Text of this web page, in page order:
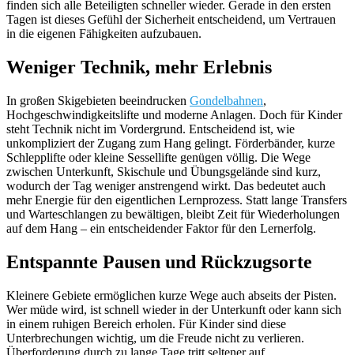
finden sich alle Beteiligten schneller wieder. Gerade in den ersten
Tagen ist dieses Gefühl der Sicherheit entscheidend, um Vertrauen
in die eigenen Fähigkeiten aufzubauen.
Weniger Technik, mehr Erlebnis
In großen Skigebieten beeindrucken Gondelbahnen,
Hochgeschwindigkeitslifte und moderne Anlagen. Doch für Kinder
steht Technik nicht im Vordergrund. Entscheidend ist, wie
unkompliziert der Zugang zum Hang gelingt. Förderbänder, kurze
Schlepplifte oder kleine Sessellifte genügen völlig. Die Wege
zwischen Unterkunft, Skischule und Übungsgelände sind kurz,
wodurch der Tag weniger anstrengend wirkt. Das bedeutet auch
mehr Energie für den eigentlichen Lernprozess. Statt lange Transfers
und Warteschlangen zu bewältigen, bleibt Zeit für Wiederholungen
auf dem Hang – ein entscheidender Faktor für den Lernerfolg.
Entspannte Pausen und Rückzugsorte
Kleinere Gebiete ermöglichen kurze Wege auch abseits der Pisten.
Wer müde wird, ist schnell wieder in der Unterkunft oder kann sich
in einem ruhigen Bereich erholen. Für Kinder sind diese
Unterbrechungen wichtig, um die Freude nicht zu verlieren.
Überforderung durch zu lange Tage tritt seltener auf.